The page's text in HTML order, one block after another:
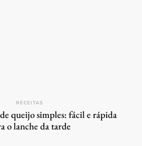
RECEITAS
queijo simples: fácil e rápida
o lanche da tarde